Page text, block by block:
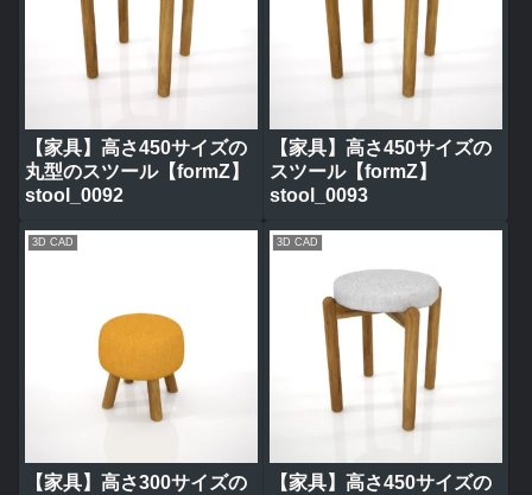
【家具】高さ450サイズの
丸型のスツール【formZ】
stool_0092
【家具】高さ450サイズの
スツール【formZ】
stool_0093
3D CAD
【家具】高さ300サイズの
3D CAD
【家具】高さ450サイズの